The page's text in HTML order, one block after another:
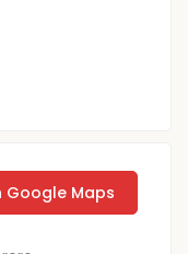
Google Maps